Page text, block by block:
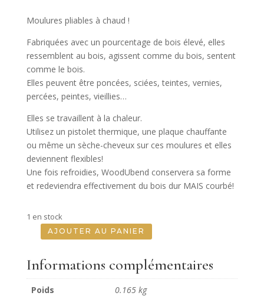
Moulures pliables à chaud !
Fabriquées avec un pourcentage de bois élevé, elles
ressemblent au bois, agissent comme du bois, sentent
comme le bois.
Elles peuvent être poncées, sciées, teintes, vernies,
percées, peintes, vieillies…
Elles se travaillent à la chaleur.
Utilisez un pistolet thermique, une plaque chauffante
ou même un sèche-cheveux sur ces moulures et elles
deviennent flexibles!
Une fois refroidies, WoodUbend conservera sa forme
et redeviendra effectivement du bois dur MAIS courbé!
1 en stock
quantité
Pack
de
AJOUTER AU PANIER
Informations complémentaires
Poids 0.165 kg